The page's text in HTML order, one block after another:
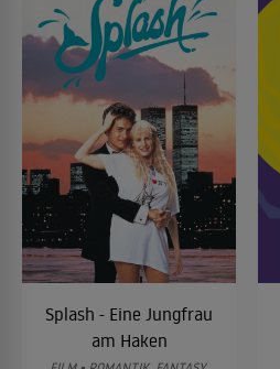
Splash - Eine Jungfrau
am Haken